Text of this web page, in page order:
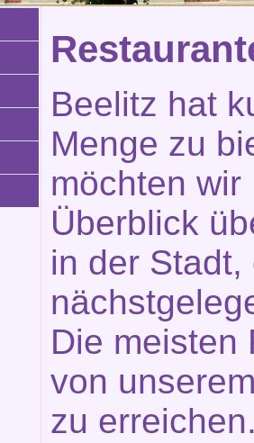
Beelitz hat
Menge zu
möchten
Überblick
in der
Die meisten
von
zu